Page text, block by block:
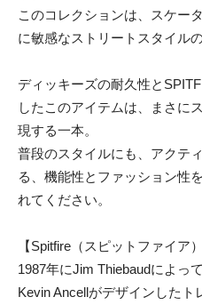
このコレクションは、スケー
に敏感なストリートスタイル
ディッキーズの耐久性と
したこのアイテムは、まさに
現する一本。
普段のスタイルにも、アクテ
る、機能性とファッション性
れてください。
【Spitfire（スピットファイア）
1987年にJim Thiebaudによっ
Kevin Ancellがデザインしたト